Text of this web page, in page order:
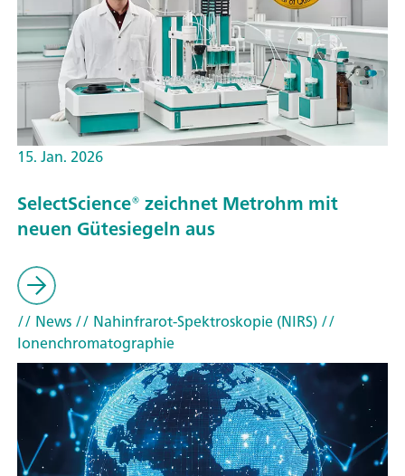
15. Jan. 2026
SelectScience® zeichnet Metrohm mit
neuen Gütesiegeln aus
// News// Nahinfrarot-Spektroskopie (NIRS)//
Ionenchromatographie